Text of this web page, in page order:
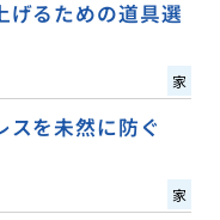
げるための道具選
家
スを未然に防ぐ
家